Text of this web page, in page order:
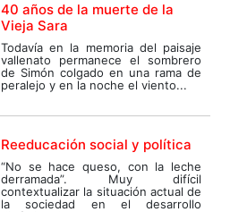
40 años de la muerte de la
Vieja Sara
Todavía en la memoria del paisaje
vallenato permanece el sombrero
de Simón colgado en una rama de
peralejo y en la noche el viento...
Reeducación social y política
“No se hace queso, con la leche
derramada”. Muy difícil
contextualizar la situación actual de
la sociedad en el desarrollo